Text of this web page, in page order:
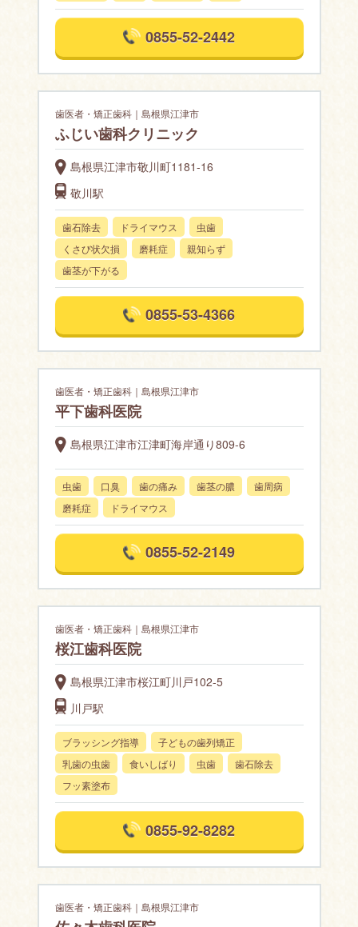
0855-52-2442
歯医者・矯正歯科｜島根県江津市
ふじい歯科クリニック
島根県江津市敬川町1181-16
敬川駅
歯石除去 ドライマウス
虫歯
くさび状欠損
磨耗症
親知らず
歯茎が下がる
0855-53-4366
歯医者・矯正歯科｜島根県江津市
平下歯科医院
島根県江津市江津町海岸通り809-6
虫歯 口臭 歯の痛み 歯茎の膿
歯周病
磨耗症
ドライマウス
0855-52-2149
歯医者・矯正歯科｜島根県江津市
桜江歯科医院
島根県江津市桜江町川戸102-5
川戸駅
ブラッシング指導
子どもの歯列矯正
乳歯の虫歯
食いしばり 虫歯
歯石除去
フッ素塗布
0855-92-8282
歯医者・矯正歯科｜島根県江津市